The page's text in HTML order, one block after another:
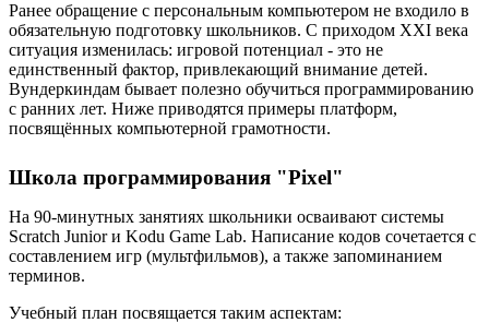
Ранее обращение с персональным компьютером не входило в
обязательную подготовку школьников. С приходом XXI века
ситуация изменилась: игровой потенциал - это не
единственный фактор, привлекающий внимание детей.
Вундеркиндам бывает полезно обучиться программированию
с ранних лет. Ниже приводятся примеры платформ,
посвящённых компьютерной грамотности.
Школа программирования "Pixel"
На 90-минутных занятиях школьники осваивают системы
Scratch Junior и Kodu Game Lab. Написание кодов сочетается с
составлением игр (мультфильмов), а также запоминанием
терминов.
Учебный план посвящается таким аспектам: